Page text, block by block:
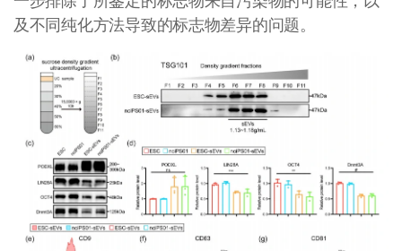
及不同纯化方法导致的标志物差异的问题。